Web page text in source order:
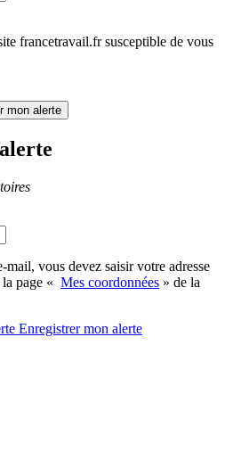
francetravail.fr susceptible de vous
mon alerte
vous devez saisir votre adresse
page « Mes coordonnées » de la
Enregistrermon alerte